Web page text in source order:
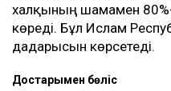
халқының шамамен
көреді. Бұл Ислам
дағдарысын көрсетеді.
Достарыңмен бөліс